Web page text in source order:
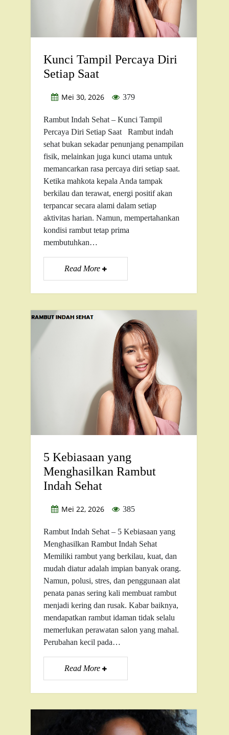
Kunci Tampil Percaya Diri
Setiap Saat
Mei 30, 2026 379
Rambut Indah Sehat – Kunci Tampil
Percaya Diri Setiap Saat Rambut indah
sehat bukan sekadar penunjang penampilan
fisik, melainkan juga kunci utama untuk
memancarkan rasa percaya diri setiap saat.
Ketika mahkota kepala Anda tampak
berkilau dan terawat, energi positif akan
terpancar secara alami dalam setiap
aktivitas harian. Namun, mempertahankan
kondisi rambut tetap prima
membutuhkan…
Read More
5 Kebiasaan yang
Menghasilkan Rambut
Indah Sehat
Mei 22, 2026 385
Rambut Indah Sehat – 5 Kebiasaan yang
Menghasilkan Rambut Indah Sehat
Memiliki rambut yang berkilau, kuat, dan
mudah diatur adalah impian banyak orang.
Namun, polusi, stres, dan penggunaan alat
penata panas sering kali membuat rambut
menjadi kering dan rusak. Kabar baiknya,
mendapatkan rambut idaman tidak selalu
memerlukan perawatan salon yang mahal.
Perubahan kecil pada…
Read More